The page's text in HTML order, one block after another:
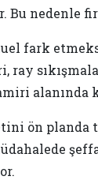
Bu nedenle
fark
ray
ön planda